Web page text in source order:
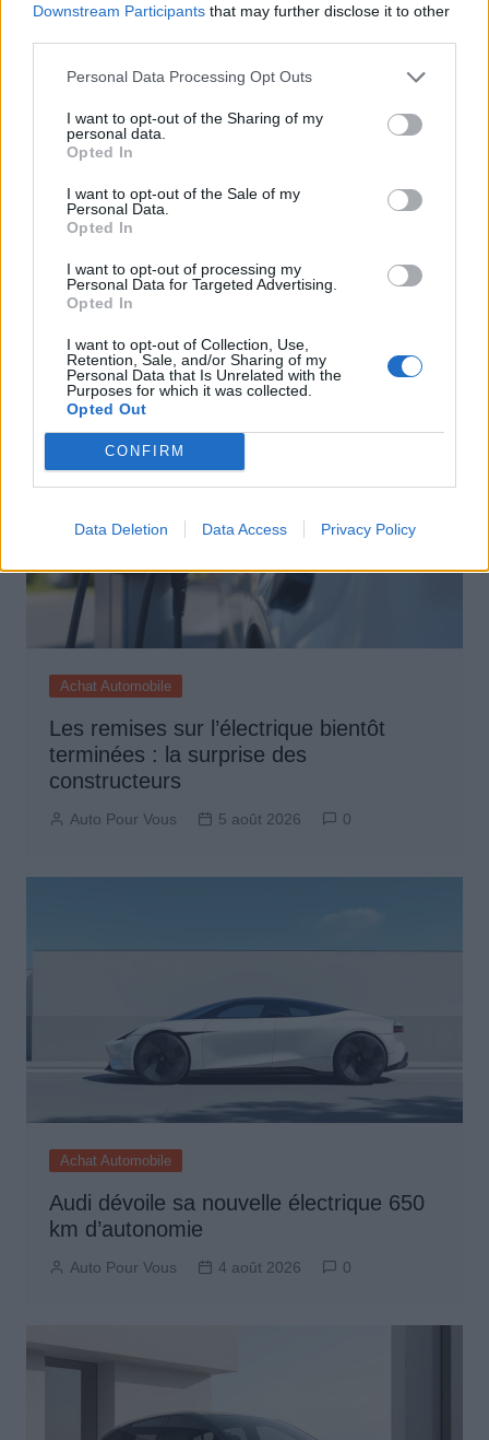
Downstream Participants that may further disclose it to other
Personal Data Processing Opt Outs
I want to opt-out of the Sharing of my
personal data.
Opted In
I want to opt-out of the Sale of my
Personal Data.
Opted In
I want to opt-out of processing my
Personal Data for Targeted Advertising.
Opted In
I want to opt-out of Collection, Use,
Retention, Sale, and/or Sharing of my
Personal Data that Is Unrelated with the
Purposes for which it was collected.
Opted Out
CONFIRM
Data Deletion Data Access Privacy Policy
Achat Automobile
Denza Z9S : la voiture électrique qui
atteint 1100 km d’autonomie
Auto Pour Vous 5 août 2026
Achat Automobile
Les remises sur l’électrique bientôt
terminées : la surprise des
constructeurs
Auto Pour Vous 5 août 2026 0
Achat Automobile
Audi dévoile sa nouvelle électrique 650
km d’autonomie
Auto Pour Vous 4 août 2026 0